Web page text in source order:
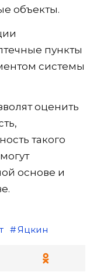
объекты.
пункты
системы
оценить
такого
основе и
Яцкин